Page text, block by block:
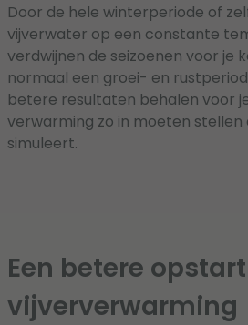
Door de hele winterperiode of
vijverwater op een constante
verdwijnen de seizoenen voor je
normaal een groei- en
betere resultaten behalen voor je
verwarming zo in moeten stellen
simuleert.
Een betere
vijververwarming